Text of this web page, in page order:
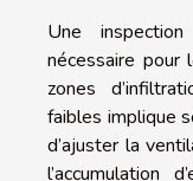
Une
nécessaire
zones
faibles implique
d’ajuster la
l’accumulation